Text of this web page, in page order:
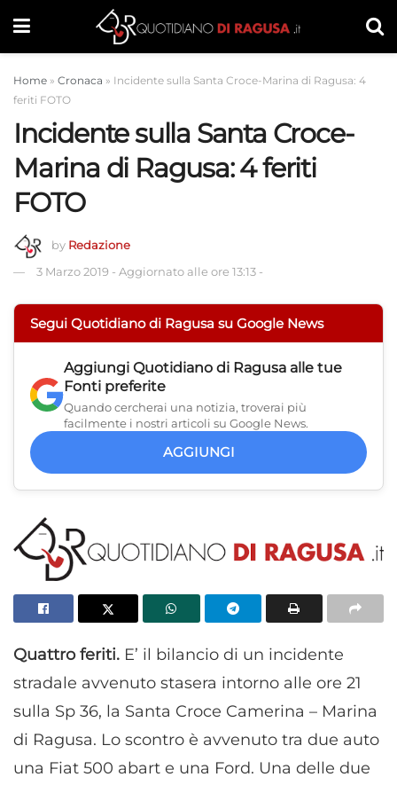
Home » Cronaca » Incidente sulla Santa Croce-Marina di Ragusa: 4
feriti FOTO
Incidente sulla Santa Croce-
Marina di Ragusa: 4 feriti
FOTO
by Redazione
3 Marzo 2019 - Aggiornato alle ore 13:13 -
Segui Quotidiano di Ragusa su Google News
Aggiungi Quotidiano di Ragusa alle tue
Fonti preferite
Quando cercherai una notizia, troverai più
facilmente i nostri articoli su Google News.
AGGIUNGI
Quattro feriti. E’ il bilancio di un incidente
stradale avvenuto stasera intorno alle ore 21
sulla Sp 36, la Santa Croce Camerina – Marina
di Ragusa. Lo scontro è avvenuto tra due auto
una Fiat 500 abart e una Ford. Una delle due